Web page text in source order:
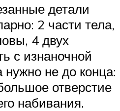
детали
2 части тела,
4 двух
с изнаночной
нужно не до конца:
отверстие
набивания.